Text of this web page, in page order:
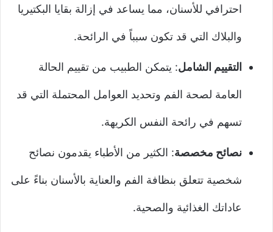
احترافي للأسنان، مما يساعد في إزالة بقايا البكتيريا
والبلاك التي قد تكون سبباً في الرائحة.
التقييم الشامل: يتمكن الطبيب من تقييم الحالة
العامة لصحة الفم وتحديد العوامل المحتملة التي قد
تسهم في رائحة النفس الكريهة.
نصائح مخصصة: الكثير من الأطباء يقدمون نصائح
شخصية تتعلق بنظافة الفم والعناية بالأسنان بناءً على
عاداتك الغذائية والصحية.